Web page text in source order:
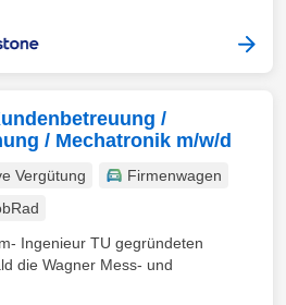
/
/ Mechatronik m/w/d
Vergütung
Firmenwagen
Ingenieur TU gegründeten
die Wagner Mess- und